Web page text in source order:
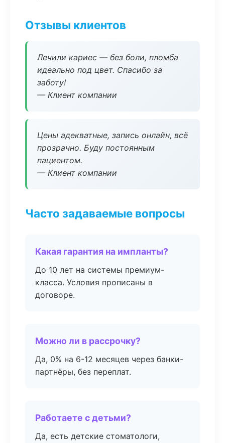
Отзывы клиентов
Лечили кариес — без боли, пломба
идеально под цвет. Спасибо за
заботу!
— Клиент компании
Цены адекватные, запись онлайн, всё
прозрачно. Буду постоянным
пациентом.
— Клиент компании
Часто задаваемые вопросы
Какая гарантия на импланты?
До 10 лет на системы премиум-
класса. Условия прописаны в
договоре.
Можно ли в рассрочку?
Да, 0% на 6-12 месяцев через банки-
партнёры, без переплат.
Работаете с детьми?
Да, есть детские стоматологи,